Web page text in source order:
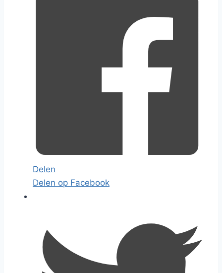
Delen
Delen op Facebook